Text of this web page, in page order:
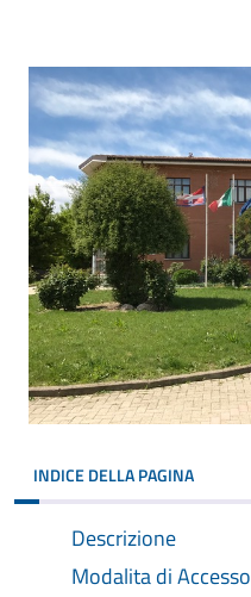
INDICE DELLA PAGINA
Descrizione
Modalita di Accesso